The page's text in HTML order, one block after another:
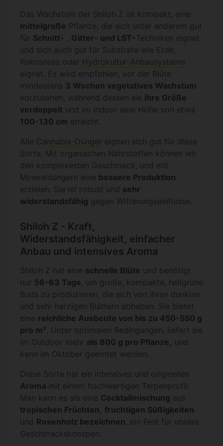
Das Wachstum der Shiloh Z ist kompakt, eine
mittelgroße Pflanze, die sich unter anderem gut
für Schnitt- , Gitter- und LST- Techniken eignet
und sich auch gut für Substrate wie Erde,
Kokosnuss oder Hydrokultur-Anbausysteme
eignet. Es wird empfohlen, vor der Blüte
mindestens 3 Wochen vegetatives Wachstum
vorzusehen, während dessen sie ihre Größe
verdoppelt und im Indoor eine Höhe von etwa
100-130 cm erreicht.
Alle Cannabis-Dünger
eignen sich gut für diese
Sorte. Mit organischen Nährstoffen können wir
den komplexesten Geschmack, und mit
Mineraldüngern eine bessere Produktion
erzielen. Sie ist robust und sehr
widerstandsfähig gegen Witterungseinflüsse.
Shiloh Z - Kraft,
Widerstandsfähigkeit, einfacher
Anbau und intensives Aroma
Shiloh Z hat eine schnelle Blüte und benötigt
nur 56-63 Tage, um große, kompakte, hellgrüne
Buds zu produzieren, die sich von ihren dunklen
und sehr harzigen Blättern abheben. Sie bietet
eine reichliche Ausbeute von bis zu 450-550 g
pro m². Unter optimalen Bedingungen, liefert sie
im Outdoor mehr als 800 g pro Pflanze, und
kann im Oktober geerntet werden.
Diese Sorte hat ein intensives und originelles
Aroma mit einem hochwertigen Terpenprofil.
Man kann es als eine Cocktailmischung aus
tropischen Früchten, fruchtigen Süßigkeiten
und Rosenholz bezeichnen, ein Fest für unsere
Geschmacksknospen.